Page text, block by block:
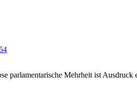
parlamentarische Mehrheit ist